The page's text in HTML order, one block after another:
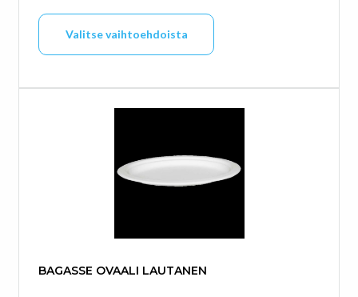
Valitse vaihtoehdoista
Tällä tuotteella on
BAGASSE OVAALI LAUTANEN